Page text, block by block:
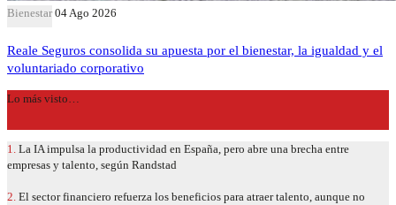
Bienestar 04 Ago 2026
Reale Seguros consolida su apuesta por el bienestar, la igualdad y el
voluntariado corporativo
Lo más visto…
1. La IA impulsa la productividad en España, pero abre una brecha entre
empresas y talento, según Randstad
2. El sector financiero refuerza los beneficios para atraer talento, aunque no